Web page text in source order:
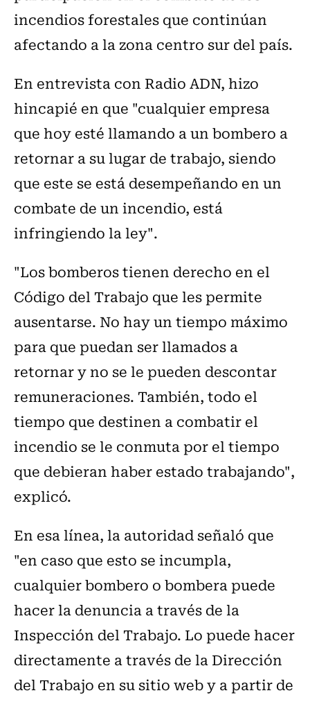
incendios forestales que continúan
afectando a la zona centro sur del país.
En entrevista con Radio ADN, hizo
hincapié en que "cualquier empresa
que hoy esté llamando a un bombero a
retornar a su lugar de trabajo, siendo
que este se está desempeñando en un
combate de un incendio, está
infringiendo la ley".
"Los bomberos tienen derecho en el
Código del Trabajo que les permite
ausentarse. No hay un tiempo máximo
para que puedan ser llamados a
retornar y no se le pueden descontar
remuneraciones. También, todo el
tiempo que destinen a combatir el
incendio se le conmuta por el tiempo
que debieran haber estado trabajando",
explicó.
En esa línea, la autoridad señaló que
"en caso que esto se incumpla,
cualquier bombero o bombera puede
hacer la denuncia a través de la
Inspección del Trabajo. Lo puede hacer
directamente a través de la Dirección
del Trabajo en su sitio web y a partir de